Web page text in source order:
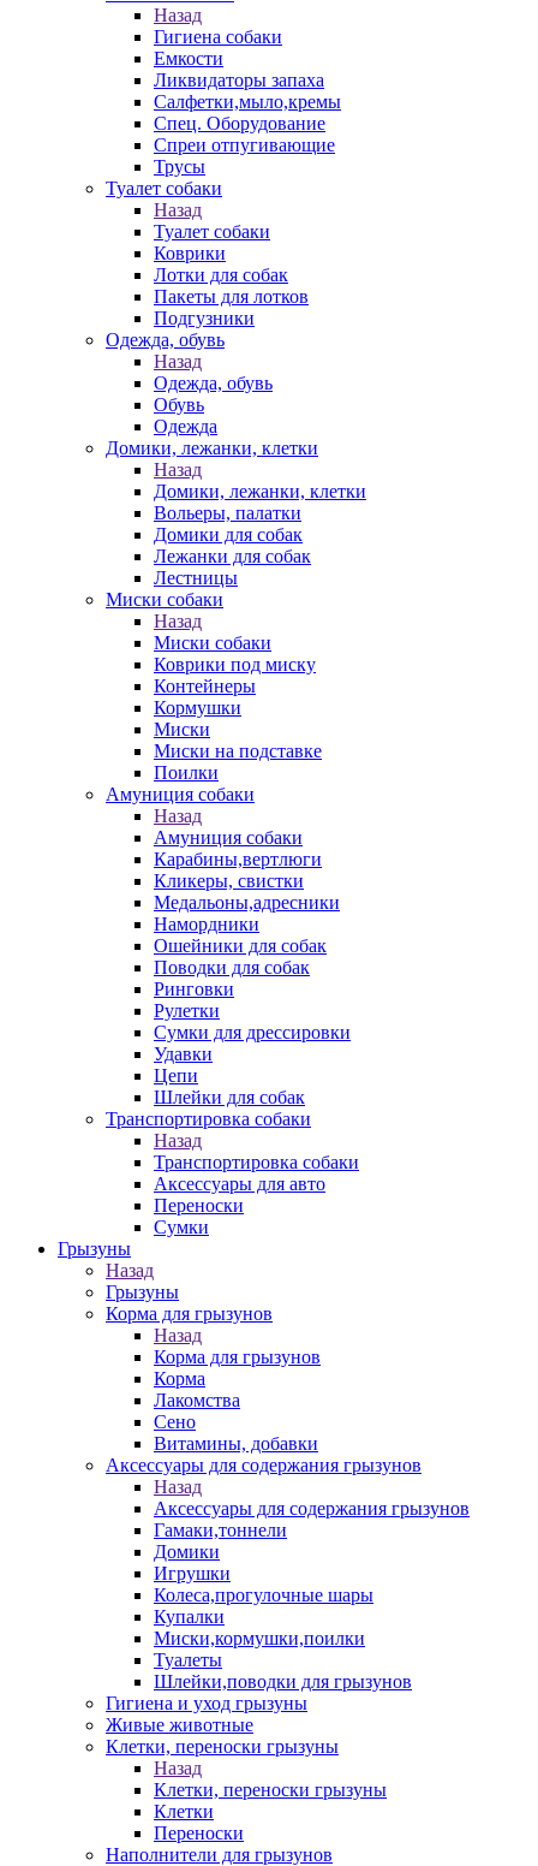
Назад
Гигиена собаки
Емкости
Ликвидаторы запаха
Салфетки,мыло,кремы
Спец. Оборудование
Спреи отпугивающие
Трусы
Туалет собаки
Назад
Туалет собаки
Коврики
Лотки для собак
Пакеты для лотков
Подгузники
Одежда, обувь
Назад
Одежда, обувь
Обувь
Одежда
Домики, лежанки, клетки
Назад
Домики, лежанки, клетки
Вольеры, палатки
Домики для собак
Лежанки для собак
Лестницы
Миски собаки
Назад
Миски собаки
Коврики под миску
Контейнеры
Кормушки
Миски
Миски на подставке
Поилки
Амуниция собаки
Назад
Амуниция собаки
Карабины,вертлюги
Кликеры, свистки
Медальоны,адресники
Намордники
Ошейники для собак
Поводки для собак
Ринговки
Рулетки
Сумки для дрессировки
Удавки
Цепи
Шлейки для собак
Транспортировка собаки
Назад
Транспортировка собаки
Аксессуары для авто
Переноски
Сумки
Грызуны
Назад
Грызуны
Корма для грызунов
Назад
Корма для грызунов
Корма
Лакомства
Сено
Витамины, добавки
Аксессуары для содержания грызунов
Назад
Аксессуары для содержания грызунов
Гамаки,тоннели
Домики
Игрушки
Колеса,прогулочные шары
Купалки
Миски,кормушки,поилки
Туалеты
Шлейки,поводки для грызунов
Гигиена и уход грызуны
Живые животные
Клетки, переноски грызуны
Назад
Клетки, переноски грызуны
Клетки
Переноски
Наполнители для грызунов